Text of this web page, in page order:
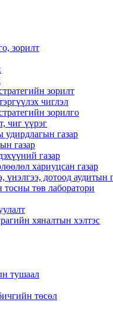
зорилт
зорилт
чиглэл
зорилго
чиг үүрэг
удирдлагын газар
газар
газар
хариуцсан газар
дотоод аудитын
тосны төв лаборатори
хяналтын хэлтэс
тушаал
төсөл